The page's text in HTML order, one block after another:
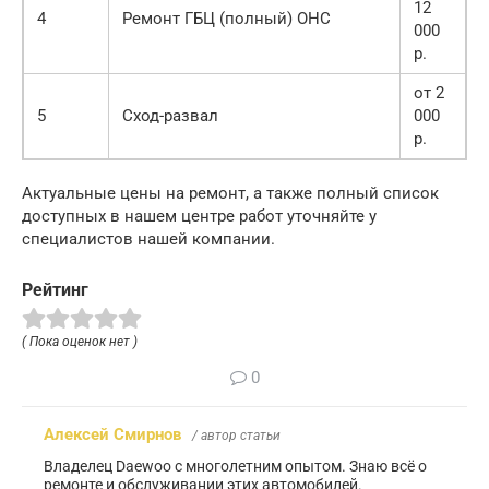
4 Ремонт ГБЦ (полный) OHC
12
000
р.
5 Сход-развал
от 2
000
р.
Актуальные цены на ремонт, а также полный список
доступных в нашем центре работ уточняйте у
специалистов нашей компании.
Рейтинг
( Пока оценок нет )
0
Алексей Смирнов / автор статьи
Владелец Daewoo с многолетним опытом. Знаю всё о
ремонте и обслуживании этих автомобилей.